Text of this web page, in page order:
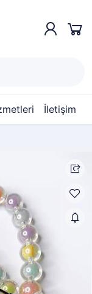
İletişim